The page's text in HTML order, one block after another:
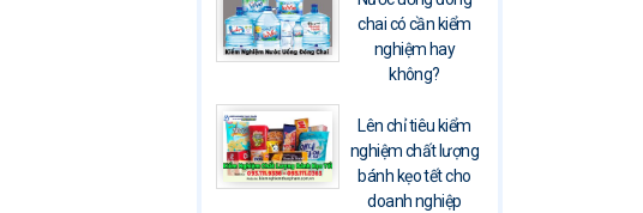
chai có cần kiểm
nghiệm hay
không?
Lên chỉ tiêu kiểm
nghiệm chất lượng
bánh kẹo tết cho
doanh nghiệp